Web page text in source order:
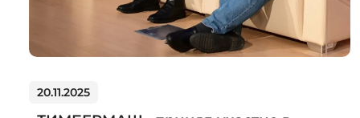
20.11.2025